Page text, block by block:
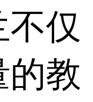
仅
的教